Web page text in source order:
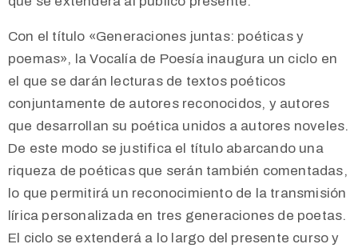
Con el título «Generaciones juntas: poéticas y
poemas», la Vocalía de Poesía inaugura un ciclo en
el que se darán lecturas de textos poéticos
conjuntamente de autores reconocidos, y autores
que desarrollan su poética unidos a autores noveles.
De este modo se justifica el título abarcando una
riqueza de poéticas que serán también comentadas,
lo que permitirá un reconocimiento de la transmisión
lírica personalizada en tres generaciones de poetas.
El ciclo se extenderá a lo largo del presente curso y